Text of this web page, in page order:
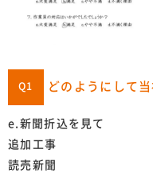
Q1 どのようにして
e.新聞折込を見て
追加工事
読売新聞